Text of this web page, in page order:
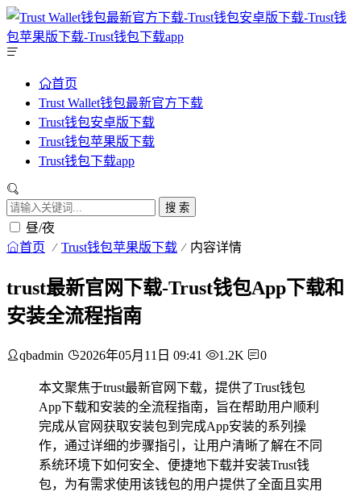
首页
Trust Wallet钱包最新官方下载
Trust钱包安卓版下载
Trust钱包苹果版下载
Trust钱包下载app
搜 索
昼/夜
首页 Trust钱包苹果版下载 内容详情
trust最新官网下载-Trust钱包App下载和
安装全流程指南
qbadmin 2026年05月11日 09:41 1.2K 0
本文聚焦于trust最新官网下载，提供了Trust钱包
App下载和安装的全流程指南，旨在帮助用户顺利
完成从官网获取安装包到完成App安装的系列操
作，通过详细的步骤指引，让用户清晰了解在不同
系统环境下如何安全、便捷地下载并安装Trust钱
包，为有需求使用该钱包的用户提供了全面且实用